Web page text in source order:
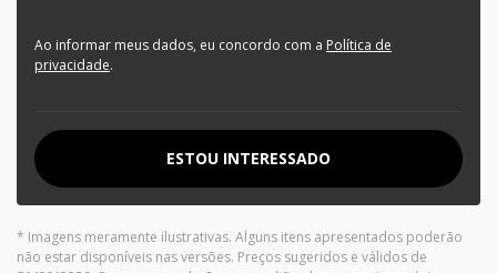
Ao informar meus dados, eu concordo com a Política de
privacidade.
ESTOU INTERESSADO
* Imagens meramente ilustrativas. Alguns itens apresentados poderão
não estar disponíveis nas versões. Preços sugeridos e válidos de